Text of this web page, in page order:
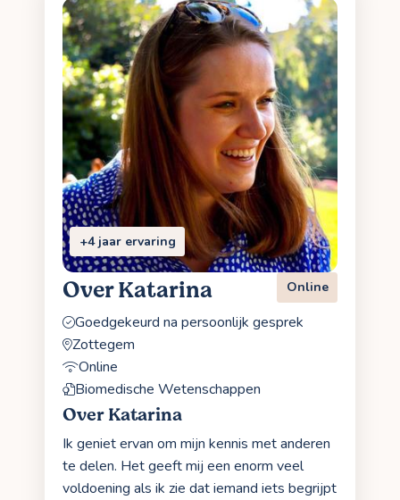
+4 jaar ervaring
Over Katarina Online
Goedgekeurd na persoonlijk gesprek
Zottegem
Online
Biomedische Wetenschappen
Over Katarina
Ik geniet ervan om mijn kennis met anderen
te delen. Het geeft mij een enorm veel
voldoening als ik zie dat iemand iets begrijpt